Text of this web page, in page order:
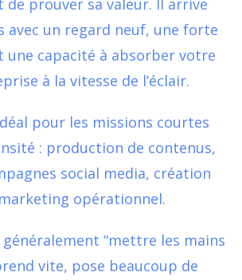
avec un regard neuf, une forte
capacité à absorber votre
à la vitesse de l’éclair.
pour les missions courtes
: production de contenus,
social media, création
opérationnel.
“mettre les mains
vite, pose beaucoup de